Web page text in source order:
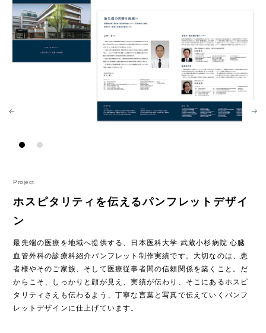
Project
ホスピタリティを伝えるパンフレットデザイ
ン
最先端の医療を地域へ提供する、日本医科大学 武蔵小杉病院 心臓
血管外科の診療科紹介パンフレット制作実績です。大切なのは、患
者様やそのご家族、そして医療従事者間の信頼関係を築くこと。だ
からこそ、しっかりと顔が見え、実績が伝わり、そこにあるホスピ
タリティさえも伝わるよう、丁寧な言葉と写真で伝えていくパンフ
レットデザインに仕上げています。